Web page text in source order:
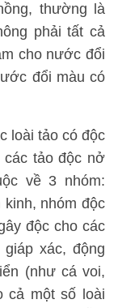
thường là
phải tất cả
cho nước đổi
đổi màu có
loài tảo có độc
các tảo độc nở
về 3 nhóm:
kinh, nhóm độc
độc cho các
xác, động
(như cá voi,
cả một số loài